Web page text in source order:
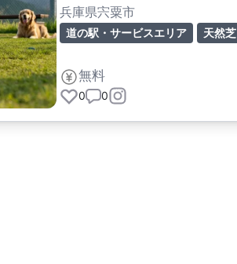
兵庫県宍粟市
道の駅・サービスエリア 天然芝
無料
0 0